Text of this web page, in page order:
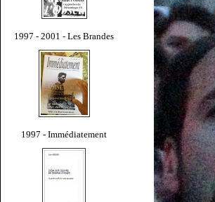
1997 - 2001 - Les Brandes
1997 - Immédiatement